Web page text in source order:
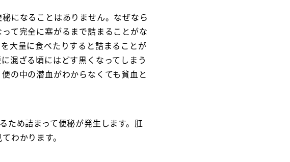
になることはありません。なぜなら
て完全に塞がるまで詰まることがな
大量に食べたりすると詰まることが
混ざる頃にはどす黒くなってしまう
の中の潜血がわからなくても貧血と
ため詰まって便秘が発生します。肛
わかります。